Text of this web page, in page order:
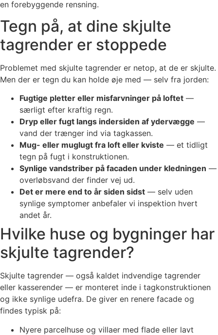
en forebyggende rensning.
Tegn på, at dine skjulte
tagrender er stoppede
Problemet med skjulte tagrender er netop, at de er skjulte.
Men der er tegn du kan holde øje med — selv fra jorden:
Fugtige pletter eller misfarvninger på loftet —
særligt efter kraftig regn.
Dryp eller fugt langs indersiden af ydervægge —
vand der trænger ind via tagkassen.
Mug- eller muglugt fra loft eller kviste — et tidligt
tegn på fugt i konstruktionen.
Synlige vandstriber på facaden under kledningen —
overløbsvand der finder vej ud.
Det er mere end to år siden sidst — selv uden
synlige symptomer anbefaler vi inspektion hvert
andet år.
Hvilke huse og bygninger har
skjulte tagrender?
Skjulte tagrender — også kaldet indvendige tagrender
eller kasserender — er monteret inde i tagkonstruktionen
og ikke synlige udefra. De giver en renere facade og
findes typisk på:
Nyere parcelhuse og villaer med flade eller lavt